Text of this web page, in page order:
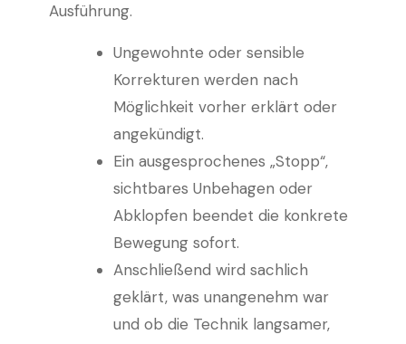
Ausführung.
Ungewohnte oder sensible
Korrekturen werden nach
Möglichkeit vorher erklärt oder
angekündigt.
Ein ausgesprochenes „Stopp“,
sichtbares Unbehagen oder
Abklopfen beendet die konkrete
Bewegung sofort.
Anschließend wird sachlich
geklärt, was unangenehm war
und ob die Technik langsamer,